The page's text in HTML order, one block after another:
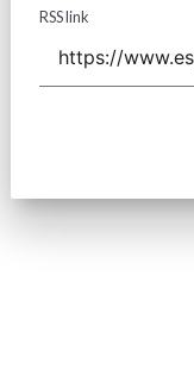
RSS link